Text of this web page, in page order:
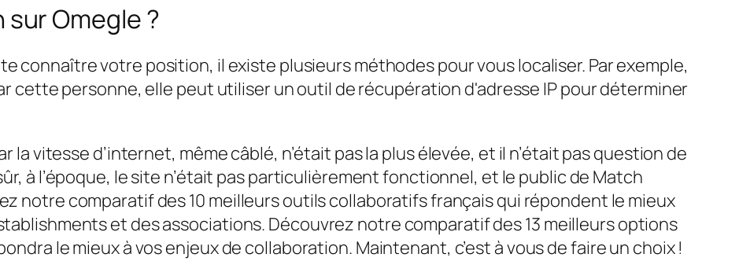
Omegle ?
connaître votre position, il existe plusieurs méthodes pour vous localiser. Par exemple,
cette personne, elle peut utiliser un outil de récupération d'adresse IP pour déterminer
la vitesse d’internet, même câblé, n’était pas la plus élevée, et il n’était pas question de
à l’époque, le site n’était pas particulièrement fonctionnel, et le public de Match
notre comparatif des 10 meilleurs outils collaboratifs français qui répondent le mieux
et des associations. Découvrez notre comparatif des 13 meilleurs options
le mieux à vos enjeux de collaboration. Maintenant, c’est à vous de faire un choix !